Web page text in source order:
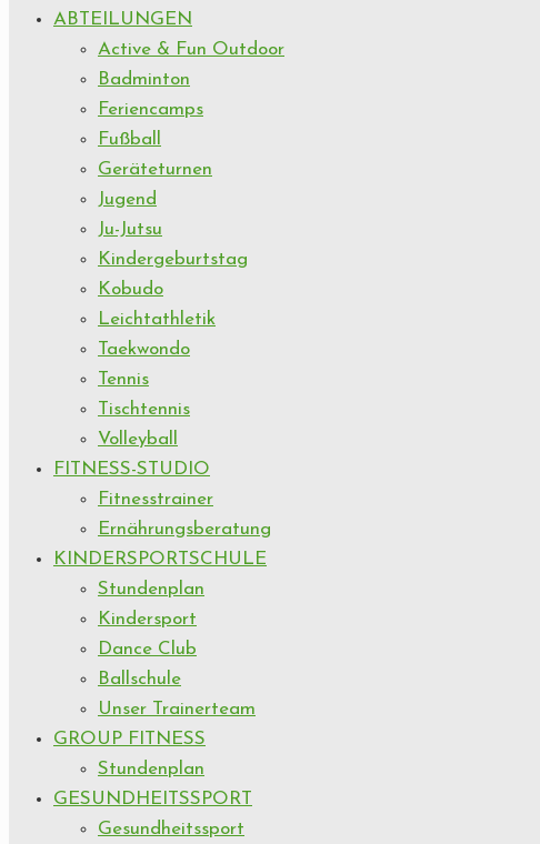
ABTEILUNGEN
Active & Fun Outdoor
Badminton
Feriencamps
Fußball
Geräteturnen
Jugend
Ju-Jutsu
Kindergeburtstag
Kobudo
Leichtathletik
Taekwondo
Tennis
Tischtennis
Volleyball
FITNESS-STUDIO
Fitnesstrainer
Ernährungsberatung
KINDERSPORTSCHULE
Stundenplan
Kindersport
Dance Club
Ballschule
Unser Trainerteam
GROUP FITNESS
Stundenplan
GESUNDHEITSSPORT
Gesundheitssport